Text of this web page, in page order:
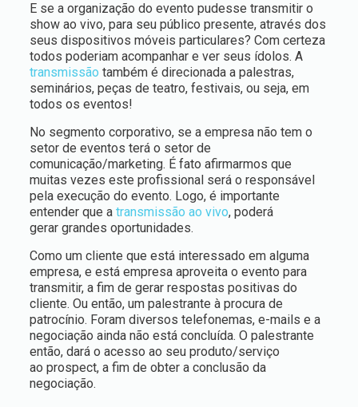
E se a organização do evento pudesse transmitir o
show ao vivo, para seu público presente, através dos
seus dispositivos móveis particulares? Com certeza
todos poderiam acompanhar e ver seus ídolos. A
transmissão também é direcionada a palestras,
seminários, peças de teatro, festivais, ou seja, em
todos os eventos!
No segmento corporativo, se a empresa não tem o
setor de eventos terá o setor de
comunicação/marketing. É fato afirmarmos que
muitas vezes este profissional será o responsável
pela execução do evento. Logo, é importante
entender que a transmissão ao vivo, poderá
gerar grandes oportunidades.
Como um cliente que está interessado em alguma
empresa, e está empresa aproveita o evento para
transmitir, a fim de gerar respostas positivas do
cliente. Ou então, um palestrante à procura de
patrocínio. Foram diversos telefonemas, e-mails e a
negociação ainda não está concluída. O palestrante
então, dará o acesso ao seu produto/serviço
ao prospect, a fim de obter a conclusão da
negociação.